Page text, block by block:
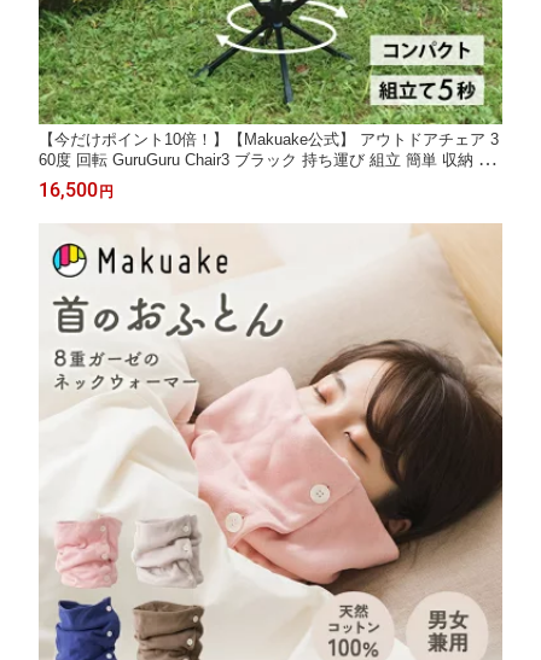
【今だけポイント10倍！】【Makuake公式】 アウトドアチェア 3
60度 回転 GuruGuru Chair3 ブラック 持ち運び 組立 簡単 収納 安
定 キャンプ アウトドア BBQ 焚き火 コンパクト 折りたたみ 快適
ポータブルチェア ドリンクホルダー メッシュ Makuake マクアケ
16,500 円